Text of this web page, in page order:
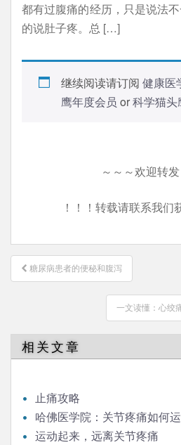
都有过腹痛的经历，只是说法
的说肚子疼。总 […]
继续阅读请订阅 健康医
鹰年度会员 or科学猫头
～～～欢迎转
！！！转载请联系我们
文
章
糖尿病患者的便秘和腹泻
一文读懂：心绞
相关文章
止痛攻略
哈佛医学院：关节疼痛如何
运动起来，远离关节疼痛